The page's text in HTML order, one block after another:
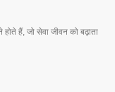
हैं, जो सेवा जीवन को बढ़ाता